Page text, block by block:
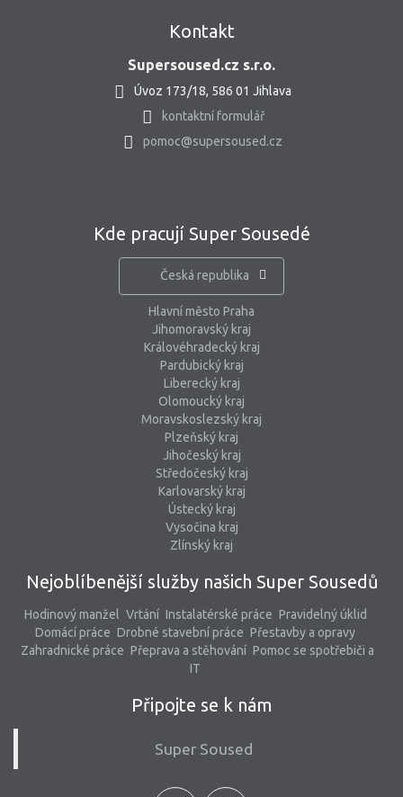
Kontakt
Supersoused.cz s.r.o.
Úvoz 173/18, 586 01 Jihlava
kontaktní formulář
pomoc@supersoused.cz
Kde pracují Super Sousedé
Česká republika
Hlavní město Praha
Jihomoravský kraj
Královéhradecký kraj
Pardubický kraj
Liberecký kraj
Olomoucký kraj
Moravskoslezský kraj
Plzeňský kraj
Jihočeský kraj
Středočeský kraj
Karlovarský kraj
Ústecký kraj
Vysočina kraj
Zlínský kraj
Nejoblíbenější služby našich Super Sousedů
Hodinový manžel Vrtání Instalatérské práce Pravidelný úklid
Domácí práce Drobné stavební práce Přestavby a opravy
Zahradnické práce Přeprava a stěhování Pomoc se spotřebiči a
IT
Připojte se k nám
Super Soused